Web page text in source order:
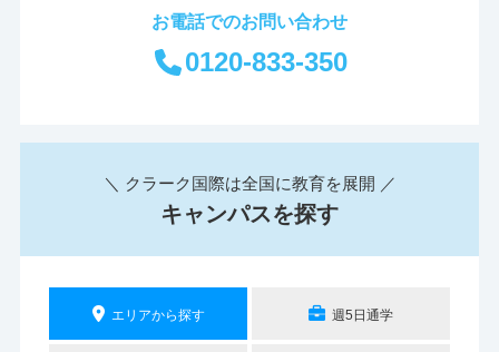
お電話でのお問い合わせ
0120-833-350
＼ クラーク国際は全国に教育を展開 ／
キャンパスを探す
エリアから探す 週5日通学